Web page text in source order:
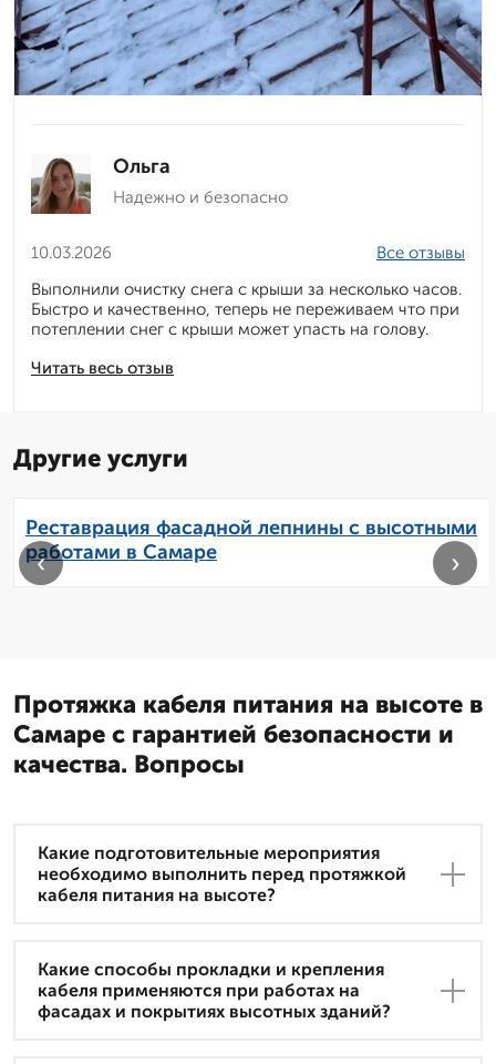
Ольга
Надежно и безопасно
10.03.2026
Читать весь отзыв
Все отзывы
Выполнили очистку снега с крыши за несколько часов.
Быстро и качественно, теперь не переживаем что при
потеплении снег с крыши может упасть на голову.
Другие услуги
Реставрация фасадной лепнины с высотными
работами в Самаре
‹ ›
Протяжка кабеля питания на высоте в
Самаре с гарантией безопасности и
качества. Вопросы
Какие подготовительные мероприятия
необходимо выполнить перед протяжкой
кабеля питания на высоте?
Какие способы прокладки и крепления
кабеля применяются при работах на
фасадах и покрытиях высотных зданий?